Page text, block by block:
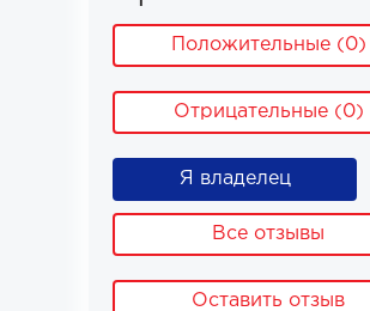
Положительные (0)
Отрицательные (0)
Я владелец
Все отзывы
Оставить отзыв